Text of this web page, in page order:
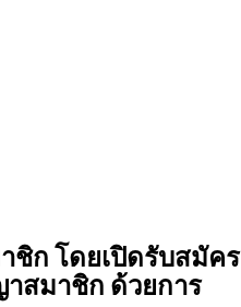
ชิก โดยเปิดรับสมัคร
สมาชิก ด้วยการ